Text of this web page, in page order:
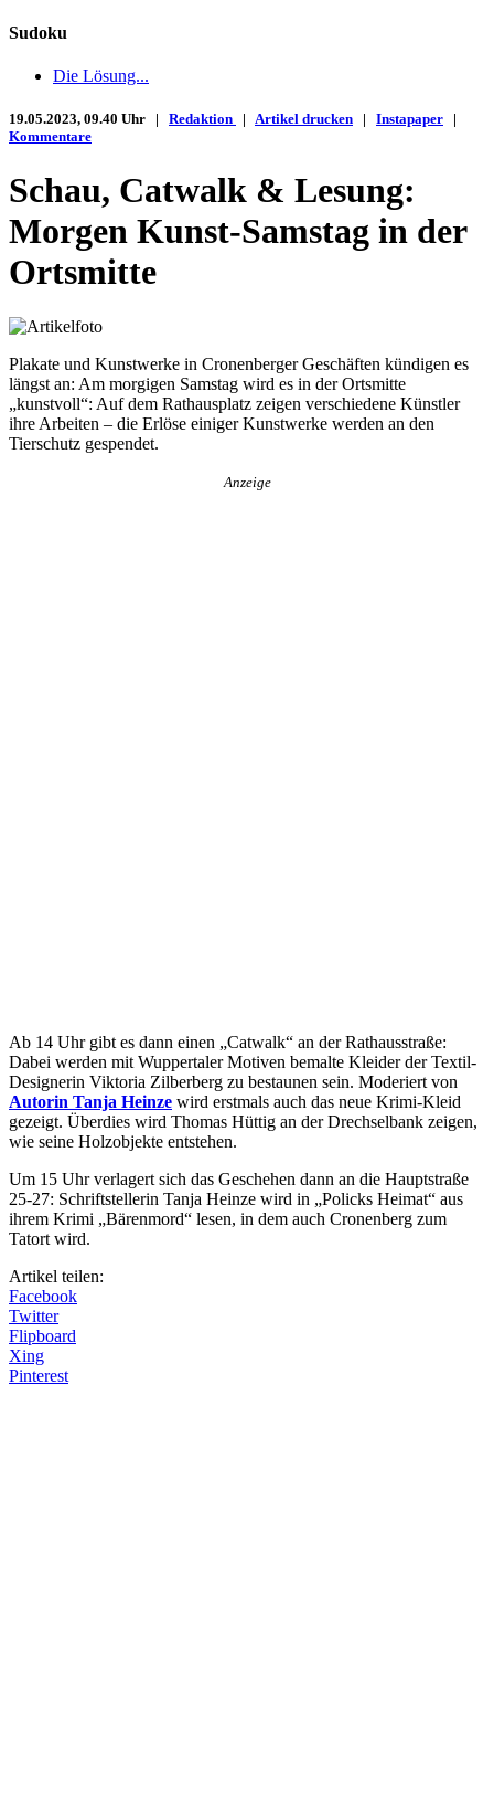
Sudoku
Die Lösung...
19.05.2023, 09.40 Uhr | Redaktion | Artikel drucken | Instapaper |
Kommentare
Schau, Catwalk & Lesung:
Morgen Kunst-Samstag in der
Ortsmitte
Plakate und Kunstwerke in Cronenberger Geschäften kündigen es
längst an: Am morgigen Samstag wird es in der Ortsmitte
„kunstvoll“: Auf dem Rathausplatz zeigen verschiedene Künstler
ihre Arbeiten – die Erlöse einiger Kunstwerke werden an den
Tierschutz gespendet.
Anzeige
Ab 14 Uhr gibt es dann einen „Catwalk“ an der Rathausstraße:
Dabei werden mit Wuppertaler Motiven bemalte Kleider der Textil-
Designerin Viktoria Zilberberg zu bestaunen sein. Moderiert von
Autorin Tanja Heinze wird erstmals auch das neue Krimi-Kleid
gezeigt. Überdies wird Thomas Hüttig an der Drechselbank zeigen,
wie seine Holzobjekte entstehen.
Um 15 Uhr verlagert sich das Geschehen dann an die Hauptstraße
25-27: Schriftstellerin Tanja Heinze wird in „Policks Heimat“ aus
ihrem Krimi „Bärenmord“ lesen, in dem auch Cronenberg zum
Tatort wird.
Artikel teilen:
Facebook
Twitter
Flipboard
Xing
Pinterest